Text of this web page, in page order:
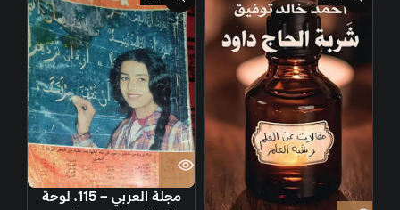
مجلة العربي – 115، لوحة